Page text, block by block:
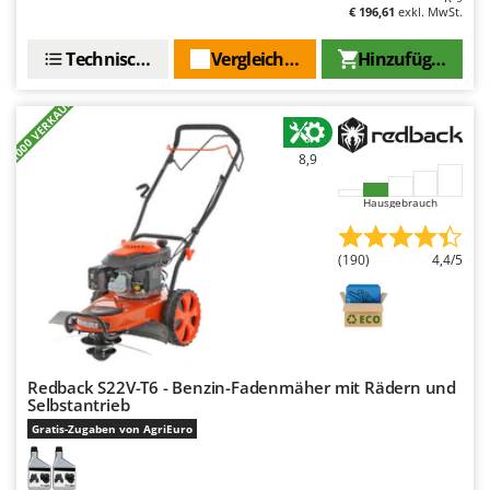
MAMMAMIA
Marina Systems
Mastercook
McCulloch
Michelin
Mille
Minox
More than chef
MOSA
MOVA
€ 196,61 exkl. MwSt.
Hinzufügen
Vergleichen Sie
Technische Daten
+1000 VERKAUFT 8,9
Hausgebrauch
(190) 4,4/5
Redback S22V-T6 - Benzin-Fadenmäher mit Rädern und
Selbstantrieb
Gratis-Zugaben von AgriEuro